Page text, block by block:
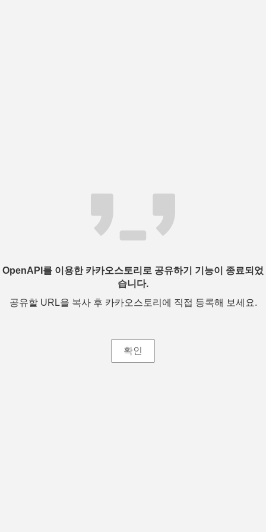
OpenAPI를 이용한 카카오스토리로 공유하기 기능이 종료되었
습니다.
공유할 URL을 복사 후 카카오스토리에 직접 등록해 보세요.
확인